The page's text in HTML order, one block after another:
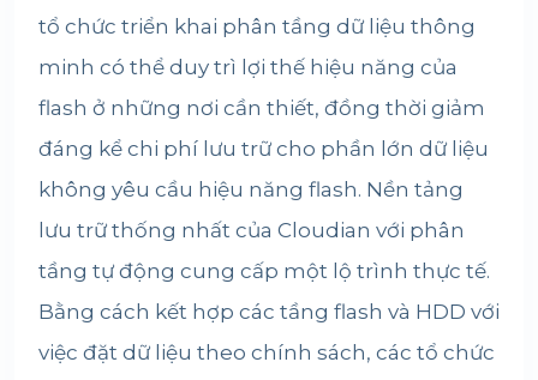
tổ chức triển khai phân tầng dữ liệu thông
minh có thể duy trì lợi thế hiệu năng của
flash ở những nơi cần thiết, đồng thời giảm
đáng kể chi phí lưu trữ cho phần lớn dữ liệu
không yêu cầu hiệu năng flash. Nền tảng
lưu trữ thống nhất của Cloudian với phân
tầng tự động cung cấp một lộ trình thực tế.
Bằng cách kết hợp các tầng flash và HDD với
việc đặt dữ liệu theo chính sách, các tổ chức